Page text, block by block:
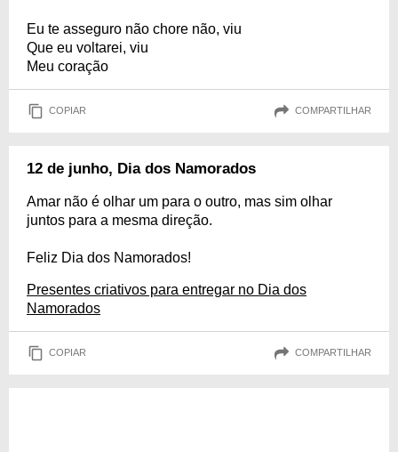
Eu te asseguro não chore não, viu
Que eu voltarei, viu
Meu coração
COPIAR COMPARTILHAR
12 de junho, Dia dos Namorados
Amar não é olhar um para o outro, mas sim olhar
juntos para a mesma direção.
Feliz Dia dos Namorados!
Presentes criativos para entregar no Dia dos
Namorados
COPIAR COMPARTILHAR